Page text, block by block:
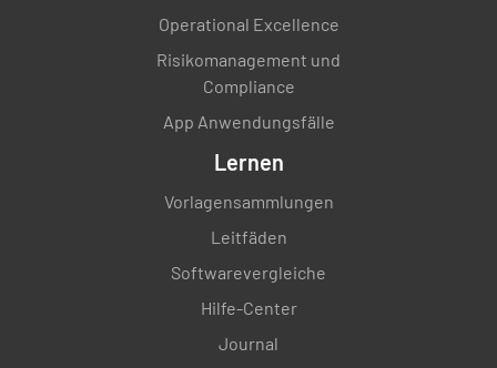
Operational Excellence
Risikomanagement und
Compliance
App Anwendungsfälle
Lernen
Vorlagensammlungen
Leitfäden
Softwarevergleiche
Hilfe-Center
Journal